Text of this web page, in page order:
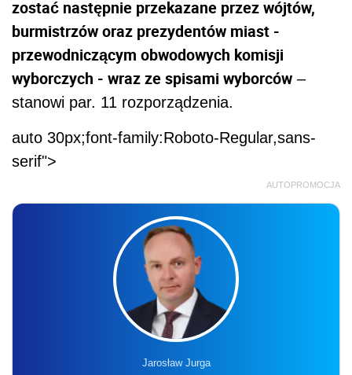
zostać następnie przekazane przez wójtów,
burmistrzów oraz prezydentów miast -
przewodniczącym obwodowych komisji
wyborczych - wraz ze spisami wyborców –
stanowi par. 11 rozporządzenia.
auto 30px;font-family:Roboto-Regular,sans-
serif">
AUTOPROMOCJA
Jarosław Jurga